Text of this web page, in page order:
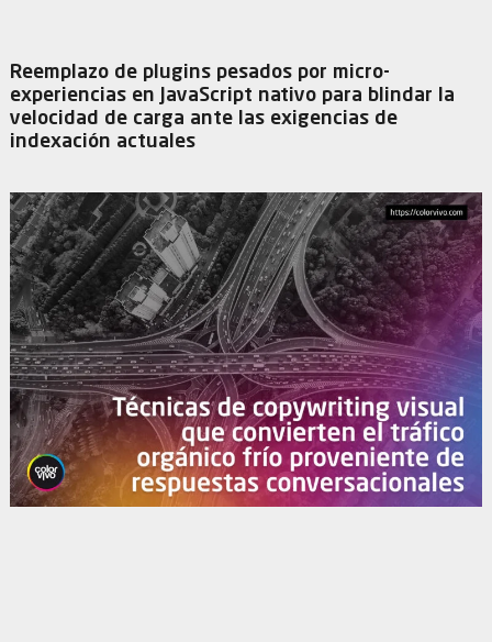
Reemplazo de plugins pesados por micro-
experiencias en JavaScript nativo para blindar la
velocidad de carga ante las exigencias de
indexación actuales